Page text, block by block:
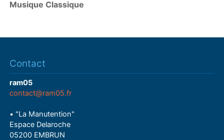
Musique Classique
Contact
ram05
contact@ram05.fr
• "La Manutention"
Espace Delaroche
05200 EMBRUN